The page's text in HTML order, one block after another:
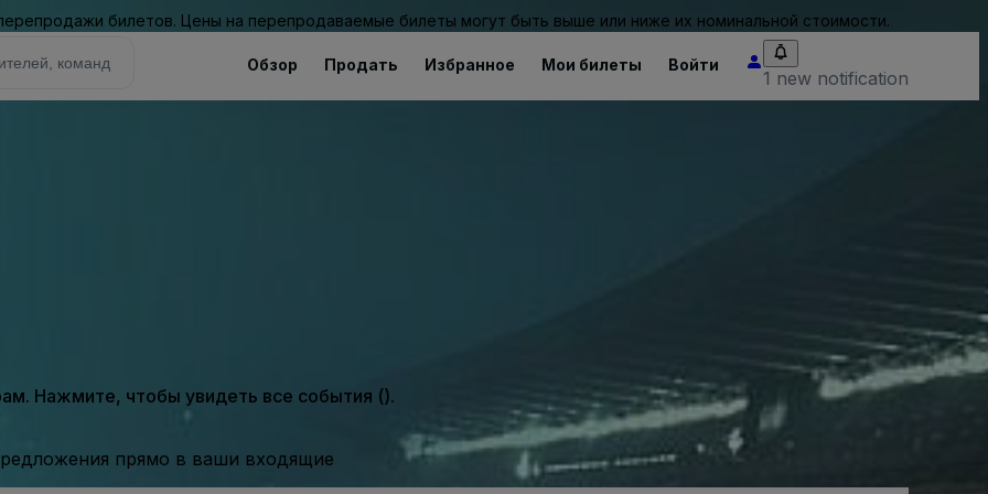
билетов. Цены на перепродаваемые билеты могут быть выше или ниже их номинальной стоимости.
Обзор Продать Избранное Мои билеты Войти
1 new notification
Нажмите, чтобы увидеть все события ().
прямо в ваши входящие